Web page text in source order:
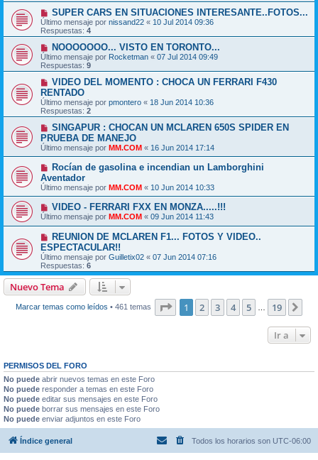
SUPER CARS EN SITUACIONES INTERESANTE..FOTOS...
Último mensaje por nissand22 « 10 Jul 2014 09:36
Respuestas: 4
NOOOOOOO... VISTO EN TORONTO...
Último mensaje por Rocketman « 07 Jul 2014 09:49
Respuestas: 9
VIDEO DEL MOMENTO : CHOCA UN FERRARI F430
RENTADO
Último mensaje por pmontero « 18 Jun 2014 10:36
Respuestas: 2
SINGAPUR : CHOCAN UN MCLAREN 650S SPIDER EN
PRUEBA DE MANEJO
Último mensaje por MM.COM « 16 Jun 2014 17:14
Rocían de gasolina e incendian un Lamborghini
Aventador
Último mensaje por MM.COM « 10 Jun 2014 10:33
VIDEO - FERRARI FXX EN MONZA.....!!!
Último mensaje por MM.COM « 09 Jun 2014 11:43
REUNION DE MCLAREN F1... FOTOS Y VIDEO..
ESPECTACULAR!!
Último mensaje por Guilletix02 « 07 Jun 2014 07:16
Respuestas: 6
Nuevo Tema
Marcar temas como leídos • 461 temas Página de 19
1 2 3 4 5 19
Ir a
PERMISOS DEL FORO
No puede abrir nuevos temas en este Foro
No puede responder a temas en este Foro
No puede editar sus mensajes en este Foro
No puede borrar sus mensajes en este Foro
No puede enviar adjuntos en este Foro
Índice general Todos los horarios son UTC-06:00